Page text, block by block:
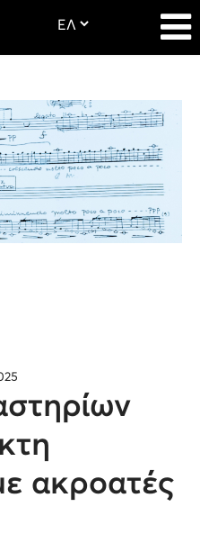
ακροατές